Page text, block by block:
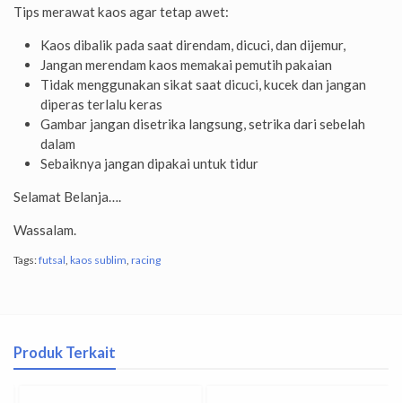
Tips merawat kaos agar tetap awet:
Kaos dibalik pada saat direndam, dicuci, dan dijemur,
Jangan merendam kaos memakai pemutih pakaian
Tidak menggunakan sikat saat dicuci, kucek dan jangan
diperas terlalu keras
Gambar jangan disetrika langsung, setrika dari sebelah
dalam
Sebaiknya jangan dipakai untuk tidur
Selamat Belanja….
Wassalam.
Tags:futsal kaos sublim racing
Produk Terkait